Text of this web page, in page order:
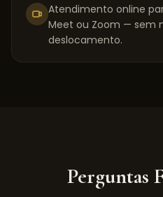
Atendimento online
Meet ou Zoom — sem
deslocamento.
Perguntas